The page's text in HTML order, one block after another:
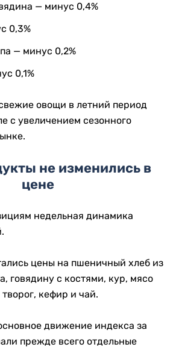
— минус 0,4%
0,3%
— минус 0,2%
0,1%
овощи в летний период
с увеличением сезонного
не изменились в
цене
недельная динамика
цены на пшеничный хлеб из
говядину с костями, кур, мясо
кефир и чай.
движение индекса за
прежде всего отдельные